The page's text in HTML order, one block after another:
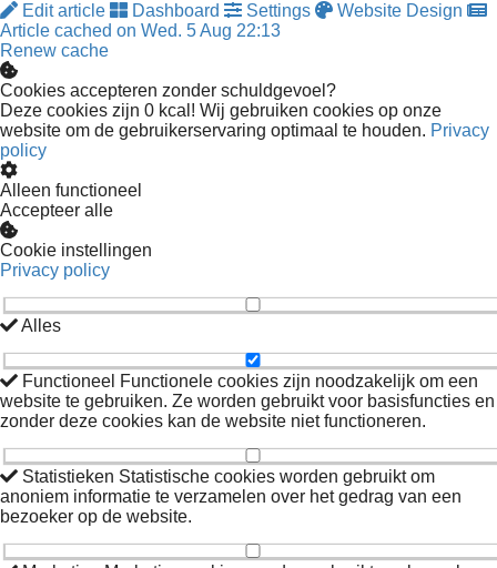
Edit article Dashboard Settings
Website Design
Article cached on Wed. 5 Aug 22:13
Renew cache
Cookies accepteren zonder schuldgevoel?
Deze cookies zijn 0 kcal! Wij gebruiken cookies op onze
website om de gebruikerservaring optimaal te houden. Privacy
policy
Alleen functioneel
Accepteer alle
Cookie instellingen
Privacy policy
Alles
Functioneel Functionele cookies zijn noodzakelijk om een
website te gebruiken. Ze worden gebruikt voor basisfuncties en
zonder deze cookies kan de website niet functioneren.
Statistieken Statistische cookies worden gebruikt om
anoniem informatie te verzamelen over het gedrag van een
bezoeker op de website.